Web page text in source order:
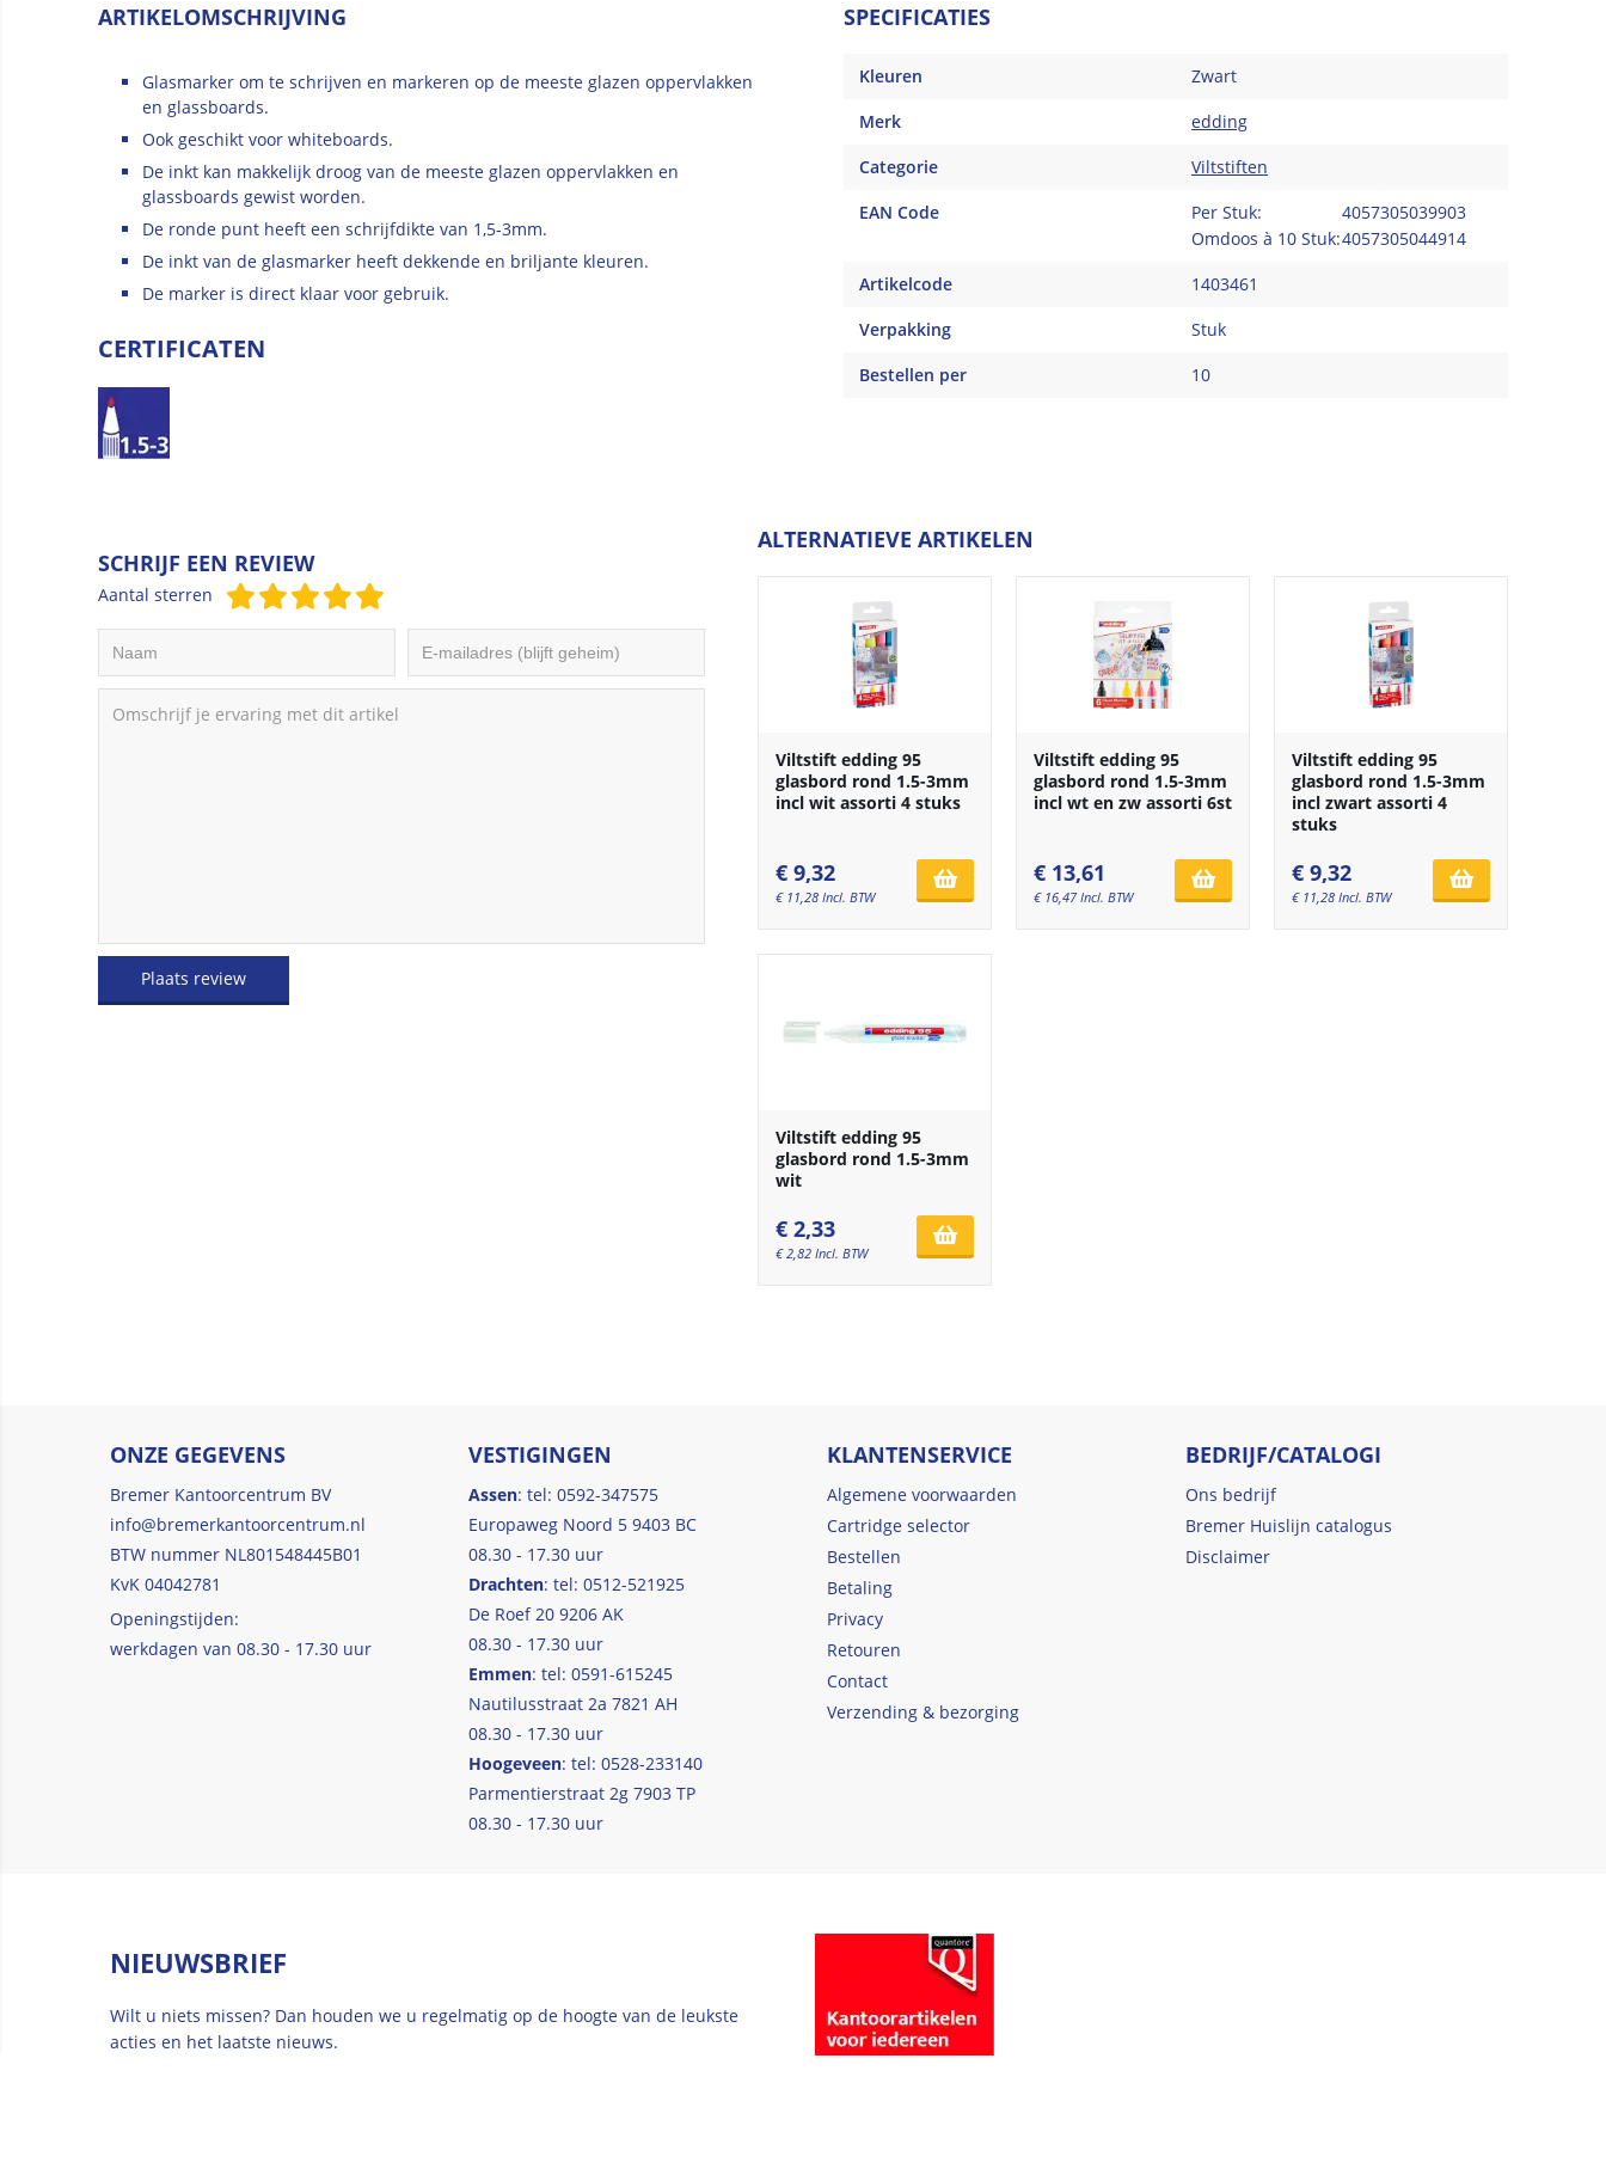
ARTIKELOMSCHRIJVING
Glasmarker om te schrijven en markeren op de meeste glazen oppervlakken
en glassboards.
Ook geschikt voor whiteboards.
De inkt kan makkelijk droog van de meeste glazen oppervlakken en
glassboards gewist worden.
De ronde punt heeft een schrijfdikte van 1,5-3mm.
De inkt van de glasmarker heeft dekkende en briljante kleuren.
De marker is direct klaar voor gebruik.
CERTIFICATEN
SPECIFICATIES
Kleuren
Zwart
Merk
edding
Categorie
Viltstiften
EAN Code
Per Stuk:
4057305039903
Omdoos à 10 Stuk:4057305044914
Artikelcode
1403461
Verpakking
Stuk
Bestellen per
10
ALTERNATIEVE ARTIKELEN
Viltstift edding 95
glasbord rond 1.5-3mm
incl wit assorti 4 stuks
€ 9,32
€ 11,28 Incl. BTW
Viltstift edding 95
glasbord rond 1.5-3mm
incl wt en zw assorti 6st
€ 13,61
€ 16,47 Incl. BTW
Viltstift edding 95
glasbord rond 1.5-3mm
incl zwart assorti 4
stuks
€ 9,32
€ 11,28 Incl. BTW
Viltstift edding 95
glasbord rond 1.5-3mm
wit
€ 2,33
€2,82 Incl. BTW
SCHRIJF EEN REVIEW
Aantal sterren
Plaats review
ONZE GEGEVENS
Bremer Kantoorcentrum BV
info@bremerkantoorcentrum.nl
BTW nummer NL801548445B01
KvK 04042781
Openingstijden:
werkdagen van 08.30 - 17.30 uur
VESTIGINGEN
Assen: tel: 0592-347575
Europaweg Noord 5 9403 BC
08.30 - 17.30 uur
Drachten: tel: 0512-521925
De Roef 20 9206 AK
08.30 - 17.30 uur
Emmen: tel: 0591-615245
Nautilusstraat 2a 7821 AH
08.30 - 17.30 uur
Hoogeveen: tel: 0528-233140
Parmentierstraat 2g 7903 TP
08.30 - 17.30 uur
KLANTENSERVICE
Algemene voorwaarden
Cartridge selector
Bestellen
Betaling
Privacy
Retouren
Contact
Verzending & bezorging
BEDRIJF/CATALOGI
Ons bedrijf
Bremer Huislijn catalogus
Disclaimer
NIEUWSBRIEF
Wilt u niets missen? Dan houden we u regelmatig op de hoogte van de leukste
acties en het laatste nieuws.